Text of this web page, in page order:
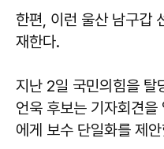
한편, 이런 울산 남구갑
재한다.
지난 2일 국민의힘을 탈
언욱 후보는 기자회견
에게 보수 단일화를 제